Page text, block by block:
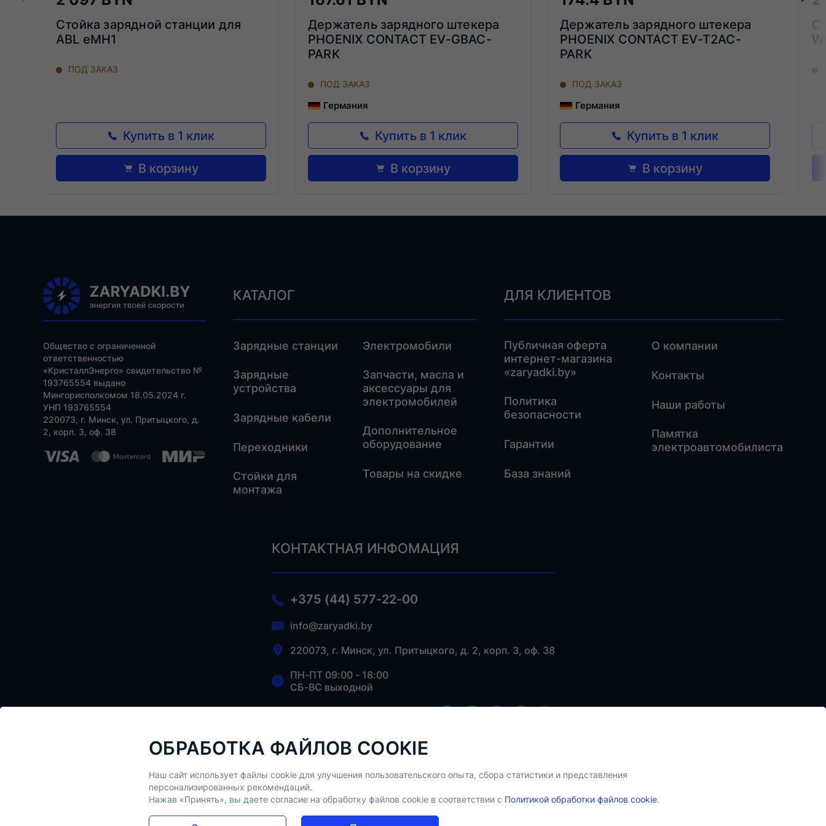
Стойка зарядной станции для
ABL eMH1
ПОД ЗАКАЗ
Купить в 1 клик
В корзину
Держатель зарядного штекера
PHOENIX CONTACT EV-GBAC-
PARK
ПОД ЗАКАЗ
Германия
Купить в 1 клик
В корзину
Держатель зарядного штекера
PHOENIX CONTACT EV-T2AC-
PARK
ПОД ЗАКАЗ
Германия
Купить в 1 клик
В корзину
Общество с ограниченной
ответственностью
«КристаллЭнерго» свидетельство №
193765554 выдано
Мингорисполкомом 18.05.2024 г.
УНП 193765554
220073, г. Минск, ул. Притыцкого, д.
2, корп. 3, оф. 38
КАТАЛОГ
Зарядные станции
Зарядные
устройства
Зарядные кабели
Переходники
Стойки для
монтажа
Электромобили
Запчасти, масла и
аксессуары для
электромобилей
Дополнительное
оборудование
Товары на скидке
ДЛЯ КЛИЕНТОВ
Публичная оферта
интернет-магазина
«zaryadki.by»
Политика
безопасности
Гарантии
База знаний
О компании
Контакты
Наши работы
Памятка
электроавтомобилиста
КОНТАКТНАЯ ИНФОМАЦИЯ
+375 (44) 577-22-00
info@zaryadki.by
220073, г. Минск, ул. Притыцкого, д. 2, корп. 3, оф. 38
ПН-ПТ 09:00 - 18:00
СБ-ВС выходной
Регистрационный номер в Торговом реестре N728941 от 03.10.2024г Вся информация на сайте – собственность интернет-магазина zaryadki.by. Все права
защищены.Публикация информации с сайта без разрешения правообладателя запрещена.
ОБРАБОТКА ФАЙЛОВ COOKIE
Наш сайт использует файлы cookie для улучшения пользовательского опыта, сбора статистики и представления
персонализированных рекомендаций.
Нажав «Принять», вы даете согласие на обработку файлов cookie в соответствии с Политикой обработки файлов cookie.